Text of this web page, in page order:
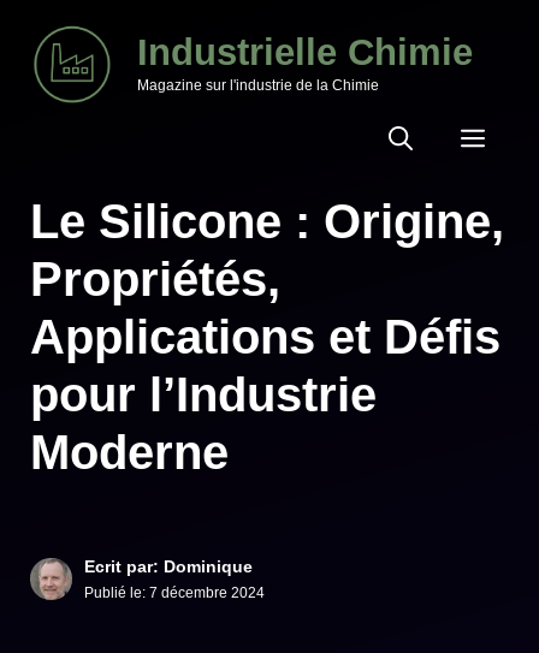
contenu
Industrielle Chimie
Magazine sur l'industrie de la Chimie
Le Silicone : Origine,
Propriétés,
Applications et Défis
pour l’Industrie
Moderne
Ecrit par: Dominique
Publié le: 7 décembre 2024